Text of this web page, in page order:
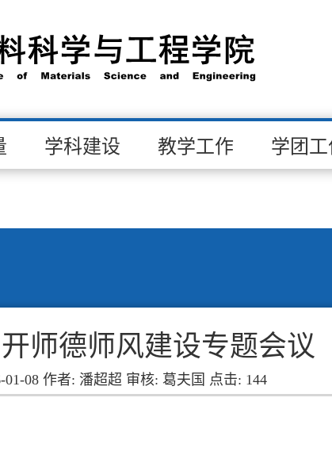
学科建设 教学工作 学团工
师德师风建设专题会议
01-08 作者: 潘超超 审核: 葛夫国 点击: 144